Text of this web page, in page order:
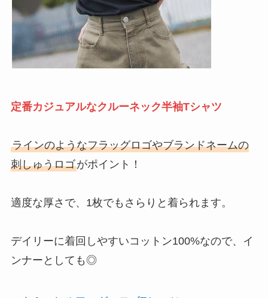
定番カジュアルなクルーネック半袖Tシャツ
ラインのようなフラッグロゴやブランドネームの
刺しゅうロゴがポイント！
適度な厚さで、1枚でもさらりと着られます。
デイリーに着回しやすいコットン100%なので、イ
ンナーとしても◎